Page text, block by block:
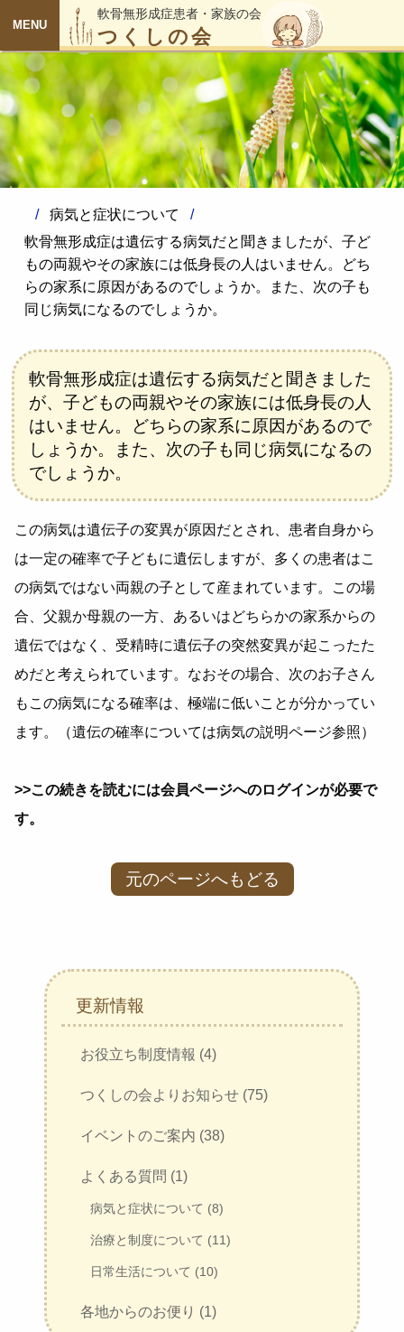
MENU 軟骨無形成症患者・家族の会
つくしの会
病気と症状について
軟骨無形成症は遺伝する病気だと聞きましたが、子ど
もの両親やその家族には低身長の人はいません。どち
らの家系に原因があるのでしょうか。また、次の子も
同じ病気になるのでしょうか。
軟骨無形成症は遺伝する病気だと聞きました
が、子どもの両親やその家族には低身長の人
はいません。どちらの家系に原因があるので
しょうか。また、次の子も同じ病気になるの
でしょうか。
この病気は遺伝子の変異が原因だとされ、患者自身から
は一定の確率で子どもに遺伝しますが、多くの患者はこ
の病気ではない両親の子として産まれています。この場
合、父親か母親の一方、あるいはどちらかの家系からの
遺伝ではなく、受精時に遺伝子の突然変異が起こったた
めだと考えられています。なおその場合、次のお子さん
もこの病気になる確率は、極端に低いことが分かってい
ます。（遺伝の確率については病気の説明ページ参照）
>>この続きを読むには会員ページへのログインが必要で
す。
元のページへもどる
更新情報
お役立ち制度情報 (4)
つくしの会よりお知らせ (75)
イベントのご案内 (38)
よくある質問 (1)
病気と症状について (8)
治療と制度について (11)
日常生活について (10)
各地からのお便り (1)